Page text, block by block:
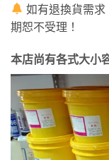
如有退換貨需
期恕不受理！
本店尚有各式大小